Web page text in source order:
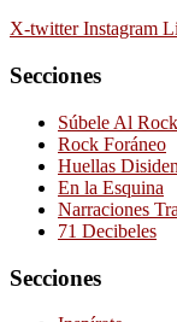
X-twitter Instagram
Secciones
Súbele Al
Rock Foráneo
Huellas
En la Esquina
Narraciones
71 Decibeles
Secciones